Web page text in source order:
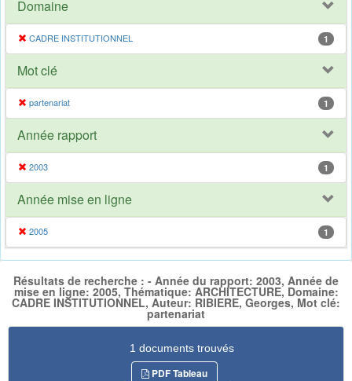
Domaine
CADRE INSTITUTIONNEL 1
Mot clé
partenariat 1
Année rapport
2003 1
Année mise en ligne
2005 1
Résultats de recherche : - Année du rapport: 2003, Année de
mise en ligne: 2005, Thématique: ARCHITECTURE, Domaine:
CADRE INSTITUTIONNEL, Auteur: RIBIERE, Georges, Mot clé:
partenariat
1 documents trouvés
PDF Tableau